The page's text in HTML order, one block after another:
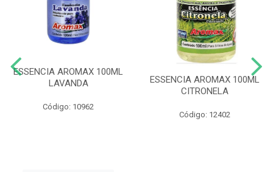
ESSENCIA AROMAX 100ML
LAVANDA
Código: 10962
ESSENCIA AROMAX 100ML
CITRONELA
Código: 12402